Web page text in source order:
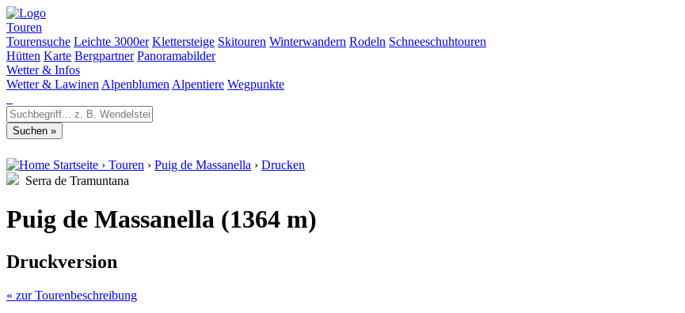
Touren
Tourensuche Leichte 3000er Klettersteige Skitouren Winterwandern Rodeln Schneeschuhtouren
Hütten Karte Bergpartner Panoramabilder
Wetter & Infos
Wetter & Lawinen Alpenblumen Alpentiere Wegpunkte
Startseite › Touren › Puig de Massanella › Drucken
Serra de Tramuntana
Puig de Massanella (1364 m)
Druckversion
« zur Tourenbeschreibung